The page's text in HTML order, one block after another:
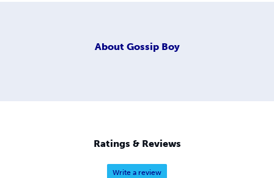
About Gossip Boy
Ratings & Reviews
Write a review